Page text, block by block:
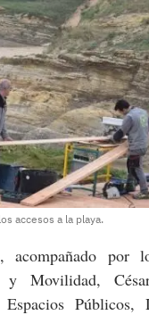
accesos a la playa.
acompañado por
y Movilidad,
Espacios